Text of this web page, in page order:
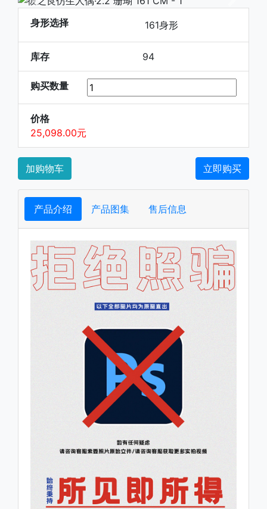
下一张
下一张
身形选择
161身形
库存 94
购买数量
价格
25,098.00元
加购物车 立即购买
产品介绍 产品图集 售后信息